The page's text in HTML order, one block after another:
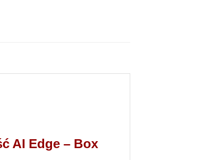
AI Edge – Box